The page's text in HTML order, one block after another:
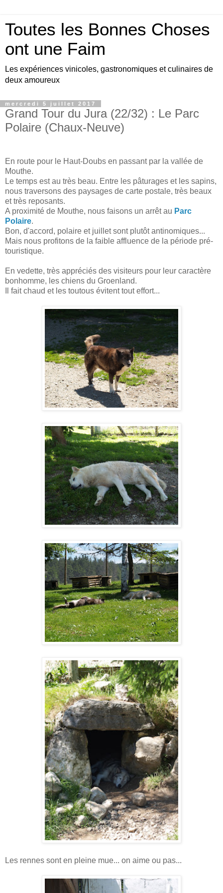
Toutes les Bonnes Choses
ont une Faim
Les expériences vinicoles, gastronomiques et culinaires de
deux amoureux
mercredi 5 juillet 2017
Grand Tour du Jura (22/32) : Le Parc
Polaire (Chaux-Neuve)
En route pour le Haut-Doubs en passant par la vallée de
Mouthe.
Le temps est au très beau. Entre les pâturages et les sapins,
nous traversons des paysages de carte postale, très beaux
et très reposants.
A proximité de Mouthe, nous faisons un arrêt au Parc
Polaire.
Bon, d'accord, polaire et juillet sont plutôt antinomiques...
Mais nous profitons de la faible affluence de la période pré-
touristique.
En vedette, très appréciés des visiteurs pour leur caractère
bonhomme, les chiens du Groenland.
Il fait chaud et les toutous évitent tout effort...
Les rennes sont en pleine mue... on aime ou pas...